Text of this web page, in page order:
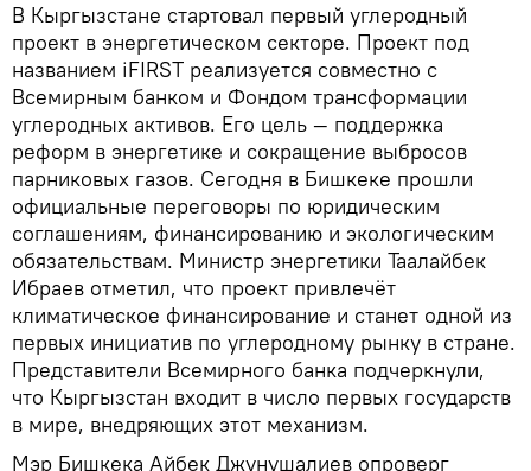
В Кыргызстане стартовал первый углеродный
проект в энергетическом секторе. Проект под
названием iFIRST реализуется совместно с
Всемирным банком и Фондом трансформации
углеродных активов. Его цель — поддержка
реформ в энергетике и сокращение выбросов
парниковых газов. Сегодня в Бишкеке прошли
официальные переговоры по юридическим
соглашениям, финансированию и экологическим
обязательствам. Министр энергетики Таалайбек
Ибраев отметил, что проект привлечёт
климатическое финансирование и станет одной из
первых инициатив по углеродному рынку в стране.
Представители Всемирного банка подчеркнули,
что Кыргызстан входит в число первых государств
в мире, внедряющих этот механизм.
Мэр Бишкека Айбек Джунушалиев опроверг